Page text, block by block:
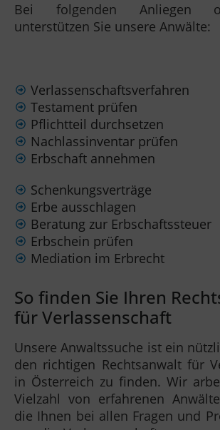
Bei folgenden Anliegen
unterstützen Sie unsere Anwälte:
Verlassenschaftsverfahren
Testament prüfen
Pflichtteil durchsetzen
Nachlassinventar prüfen
Erbschaft annehmen
Schenkungsverträge
Erbe ausschlagen
Beratung zur Erbschaftssteuer
Erbschein prüfen
Mediation im Erbrecht
So finden Sie Ihren
für Verlassenschaft
Unsere Anwaltssuche ist ein
den richtigen Rechtsanwalt für
in Österreich zu finden. Wir
Vielzahl von erfahrenen
die Ihnen bei allen Fragen und